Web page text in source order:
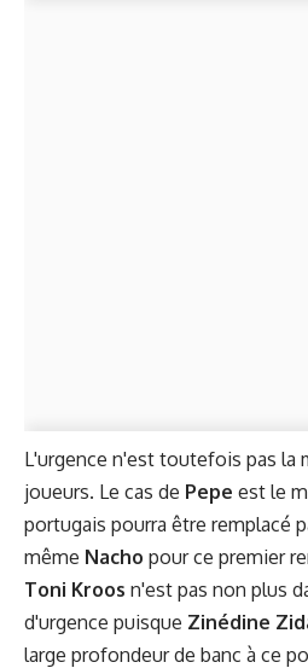
L'urgence n'est toutefois pas la
joueurs. Le cas de Pepe est le
portugais pourra être remplacé
même Nacho pour ce premier
Toni Kroos n'est pas non plus
d'urgence puisque Zinédine
large profondeur de banc à ce